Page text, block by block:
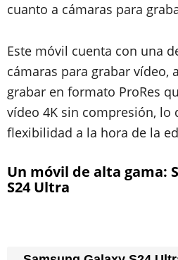
cuanto a cámaras para
Este móvil cuenta con una
cámaras para grabar vídeo,
grabar en formato ProRes
vídeo 4K sin compresión, lo
flexibilidad a la hora de la
Un móvil de alta gama:
S24 Ultra